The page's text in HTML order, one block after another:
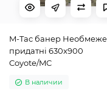
M-Tac банер
придатні 630x900
Coyote/MC
В наличии